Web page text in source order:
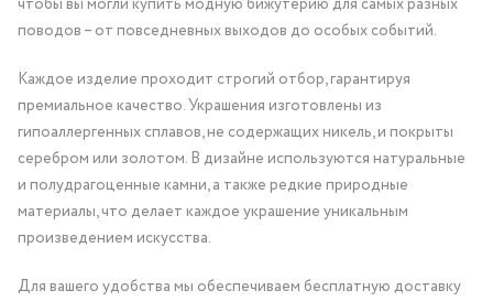
чтобы вы могли купить модную бижутерию для самых разных
поводов – от повседневных выходов до особых событий.
Каждое изделие проходит строгий отбор, гарантируя
премиальное качество. Украшения изготовлены из
гипоаллергенных сплавов, не содержащих никель, и покрыты
серебром или золотом. В дизайне используются натуральные
и полудрагоценные камни, а также редкие природные
материалы, что делает каждое украшение уникальным
произведением искусства.
Для вашего удобства мы обеспечиваем бесплатную доставку